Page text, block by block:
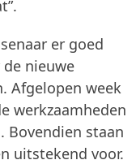
er goed
nieuwe
Afgelopen week
werkzaamheden
Bovendien staan
uitstekend voor.